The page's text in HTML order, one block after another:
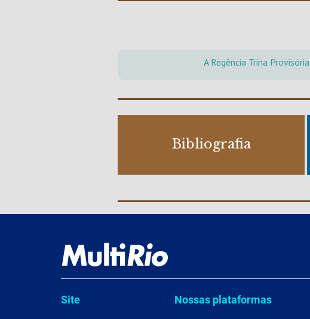
A Regência Trina Provisória
Bibliografia
Site Nossas plataformas